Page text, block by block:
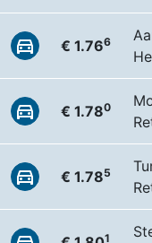
€ 1.766
€ 1.780
€ 1.785
1